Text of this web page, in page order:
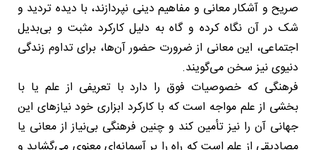
صریح و آشکار معانی و مفاهیم دینی نپردازند، با دیده تردید و
شک در آن نگاه کرده و گاه به دلیل کارکرد مثبت و بی‌بدیل
اجتماعی، این معانی از ضرورت حضور آن‌ها، برای تداوم زندگی
دنیوی نیز سخن می‌گویند.
فرهنگی که خصوصیات فوق را دارد با تعریفی از علم یا با
بخشی از علم مواجه است که با کارکرد ابزاری خود نیازهای این
جهانی آن را نیز تأمین کند و چنین فرهنگی بی‌نیاز از معانی یا